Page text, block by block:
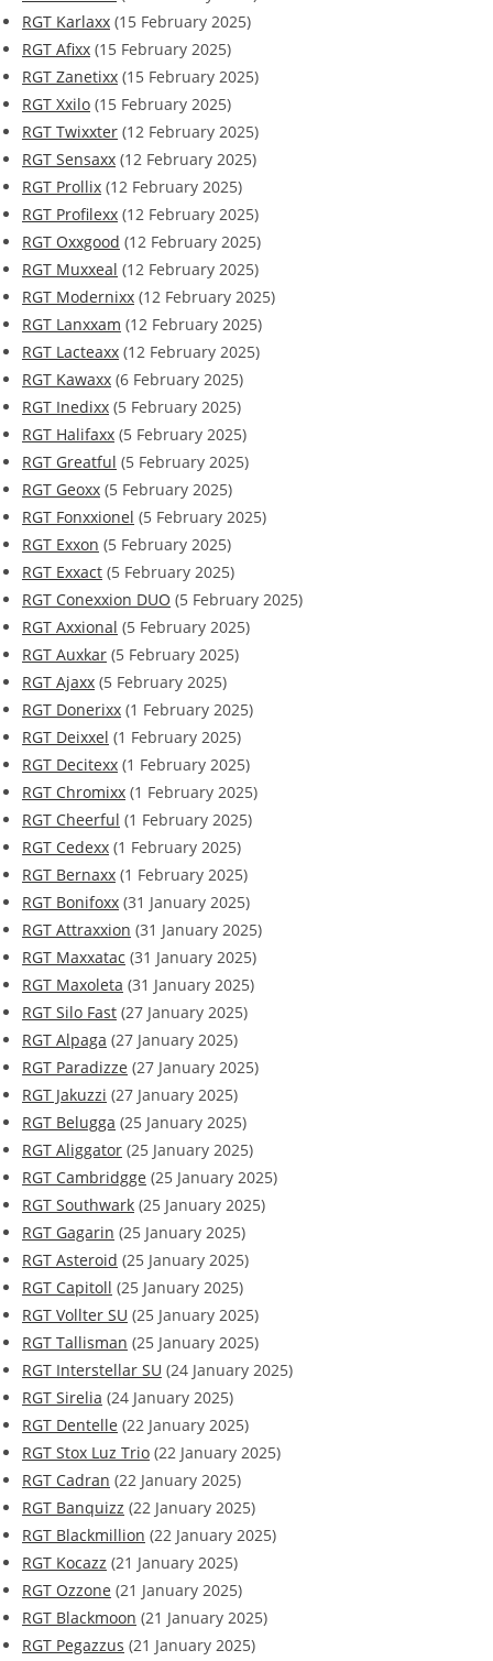
RGT Karlaxx (15 February 2025)
RGT Afixx (15 February 2025)
RGT Zanetixx (15 February 2025)
RGT Xxilo (15 February 2025)
RGT Twixxter (12 February 2025)
RGT Sensaxx (12 February 2025)
RGT Prollix (12 February 2025)
RGT Profilexx (12 February 2025)
RGT Oxxgood (12 February 2025)
RGT Muxxeal (12 February 2025)
RGT Modernixx (12 February 2025)
RGT Lanxxam (12 February 2025)
RGT Lacteaxx (12 February 2025)
RGT Kawaxx (6 February 2025)
RGT Inedixx (5 February 2025)
RGT Halifaxx (5 February 2025)
RGT Greatful (5 February 2025)
RGT Geoxx (5 February 2025)
RGT Fonxxionel (5 February 2025)
RGT Exxon (5 February 2025)
RGT Exxact (5 February 2025)
RGT Conexxion DUO (5 February 2025)
RGT Axxional (5 February 2025)
RGT Auxkar (5 February 2025)
RGT Ajaxx (5 February 2025)
RGT Donerixx (1 February 2025)
RGT Deixxel (1 February 2025)
RGT Decitexx (1 February 2025)
RGT Chromixx (1 February 2025)
RGT Cheerful (1 February 2025)
RGT Cedexx (1 February 2025)
RGT Bernaxx (1 February 2025)
RGT Bonifoxx (31 January 2025)
RGT Attraxxion (31 January 2025)
RGT Maxxatac (31 January 2025)
RGT Maxoleta (31 January 2025)
RGT Silo Fast (27 January 2025)
RGT Alpaga (27 January 2025)
RGT Paradizze (27 January 2025)
RGT Jakuzzi (27 January 2025)
RGT Belugga (25 January 2025)
RGT Aliggator (25 January 2025)
RGT Cambridgge (25 January 2025)
RGT Southwark (25 January 2025)
RGT Gagarin (25 January 2025)
RGT Asteroid (25 January 2025)
RGT Capitoll (25 January 2025)
RGT Vollter SU (25 January 2025)
RGT Tallisman (25 January 2025)
RGT Interstellar SU (24 January 2025)
RGT Sirelia (24 January 2025)
RGT Dentelle (22 January 2025)
RGT Stox Luz Trio (22 January 2025)
RGT Cadran (22 January 2025)
RGT Banquizz (22 January 2025)
RGT Blackmillion (22 January 2025)
RGT Kocazz (21 January 2025)
RGT Ozzone (21 January 2025)
RGT Blackmoon (21 January 2025)
RGT Pegazzus (21 January 2025)